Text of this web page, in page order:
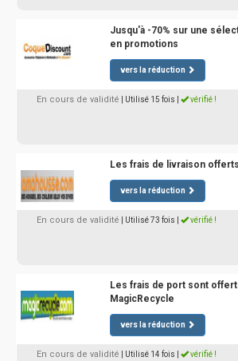
Jusqu'à -70% sur une
en promotions
vers la réduction
En cours de validité | Utilisé 15 fois vérifié !
Les frais de livraison offerts
vers la réduction
En cours de validité | Utilisé 73 fois vérifié !
Les frais de port sont
MagicRecycle
vers la réduction
En cours de validité | Utilisé 14 fois vérifié !